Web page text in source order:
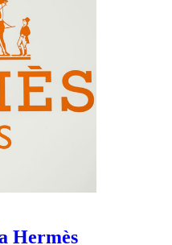
Hermès